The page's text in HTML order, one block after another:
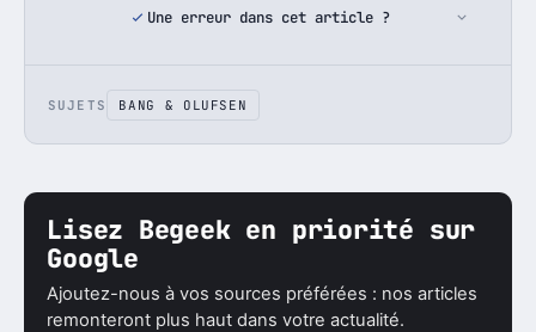
Une erreur dans cet article ?
SUJETS BANG & OLUFSEN
Lisez Begeek en priorité sur
Google
Ajoutez-nous à vos sources préférées : nos articles
remonteront plus haut dans votre actualité.